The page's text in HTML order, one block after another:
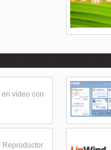
vídeo con
Reproductor